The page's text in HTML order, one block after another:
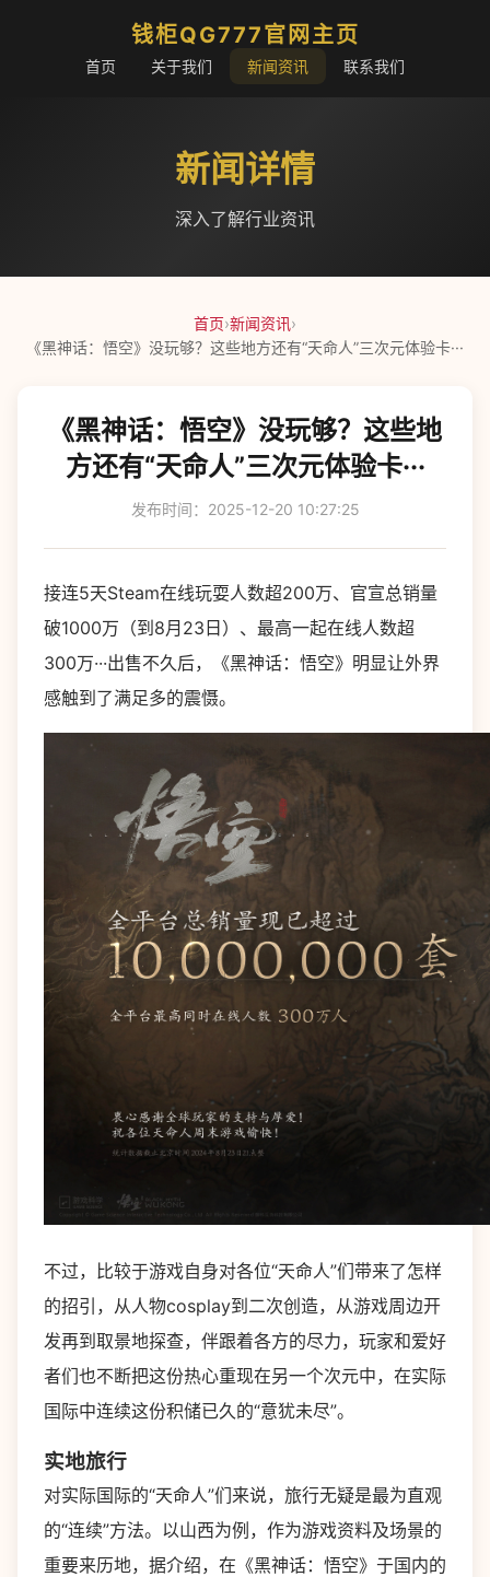
钱柜QG777官网主页
首页 关于我们 新闻资讯 联系我们
新闻详情
深入了解行业资讯
首页›新闻资讯›
《黑神话：悟空》没玩够？这些地方还有“天命人”三次元体验卡···
《黑神话：悟空》没玩够？这些地
方还有“天命人”三次元体验卡···
发布时间：2025-12-20 10:27:25
接连5天Steam在线玩耍人数超200万、官宣总销量
破1000万（到8月23日）、最高一起在线人数超
300万···出售不久后，《黑神话：悟空》明显让外界
感触到了满足多的震慑。
不过，比较于游戏自身对各位“天命人”们带来了怎样
的招引，从人物cosplay到二次创造，从游戏周边开
发再到取景地探查，伴跟着各方的尽力，玩家和爱好
者们也不断把这份热心重现在另一个次元中，在实际
国际中连续这份积储已久的“意犹未尽”。
实地旅行
对实际国际的“天命人”们来说，旅行无疑是最为直观
的“连续”方法。以山西为例，作为游戏资料及场景的
重要来历地，据介绍，在《黑神话：悟空》于国内的